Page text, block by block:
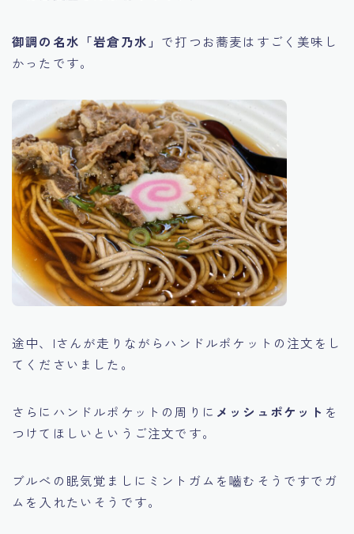
御調の名水「岩倉乃水」 で打つお蕎麦はすごく美味し
かったです。
途中、Iさんが走りながらハンドルポケットの注文をし
てくださいました。
さらにハンドルポケットの周りに メッシュポケット を
つけてほしいというご注文です。
ブルべの眠気覚ましにミントガムを嚙むそうですでガ
ムを入れたいそうです。